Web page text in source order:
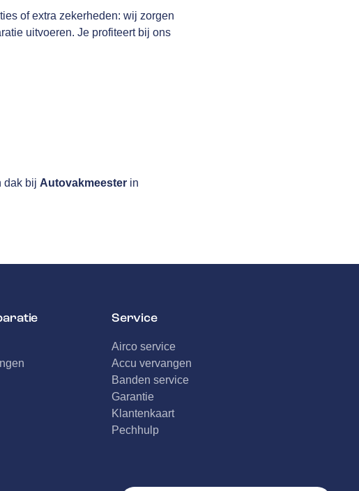
of extra zekerheden: wij zorgen
uitvoeren. Je profiteert bij ons
dak bij Autovakmeester in
Service
Airco service
Accu vervangen
Banden service
Garantie
Klantenkaart
Pechhulp